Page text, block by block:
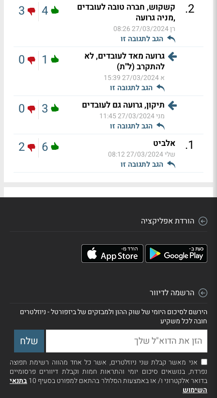
2
.
קשקוש, חברה טובה לעובדים
,מניה גרועה
רן27/03/2024 08:26
הגב לתגובה זו
4
3
גרועה מאד לעובדים, לא
להתקרב (ל"ת)
א27/03/2024 15:39
הגב לתגובה זו
1
0
תיקון, גרועה גם לעובדים
מני27/03/2024 11:45
הגב לתגובה זו
3
0
1
. אלביט
שלי27/03/2024 08:12
הגב לתגובה זו
6
2
הורדת אפליקציה
הרשמה לדיוור
הירשם לסיכום היומי של שוק ההון ולמבזקים של ביזפורטל - ניוזלטרים
חובה לכל משקיע
אני מאשר קבלת שני ניוזלטרים, אשר כל אחד מהווה רשימת תפוצה
נפרדת, בנושאים סיכום יומי והתראות חמות וקבלת דיוורים פרסומיים
בדואר אלקטרוני ו/ או באמצעות הסלולר בהתאם למפורט בסעיף 10
בתנאי
השימוש